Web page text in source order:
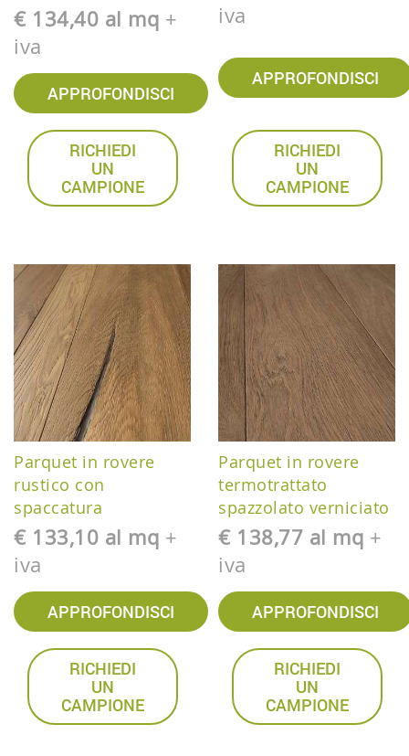
€ 134,40 al mq +
iva
APPROFONDISCI
RICHIEDI
UN
CAMPIONE
iva
APPROFONDISCI
RICHIEDI
UN
CAMPIONE
Parquet in rovere
rustico con
spaccatura
€ 133,10 al mq +
iva
APPROFONDISCI
RICHIEDI
UN
CAMPIONE
Parquet in rovere
termotrattato
spazzolato verniciato
€ 138,77 al mq +
iva
APPROFONDISCI
RICHIEDI
UN
CAMPIONE